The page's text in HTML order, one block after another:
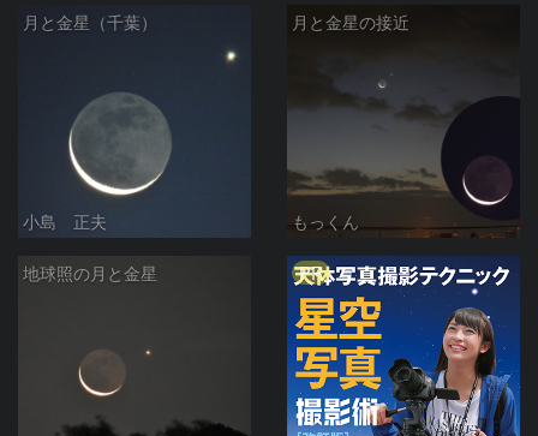
月と金星（千葉）
小島 正夫
月と金星の接近
もっくん
地球照の月と金星 PR